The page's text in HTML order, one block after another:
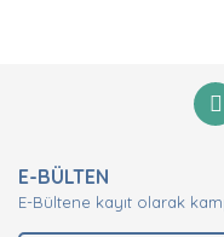
Görüş ve önerileriniz
Ürün
Ürün bilgilerinde
E-BÜLTEN
E-Bültene kayıt olarak